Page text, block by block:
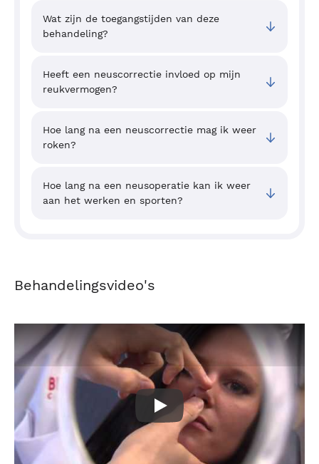
Wat zijn de toegangstijden van deze
behandeling?
Heeft een neuscorrectie invloed op mijn
reukvermogen?
Hoe lang na een neuscorrectie mag ik weer
roken?
Hoe lang na een neusoperatie kan ik weer
aan het werken en sporten?
Behandelingsvideo's
Neuscorrectie door dokter